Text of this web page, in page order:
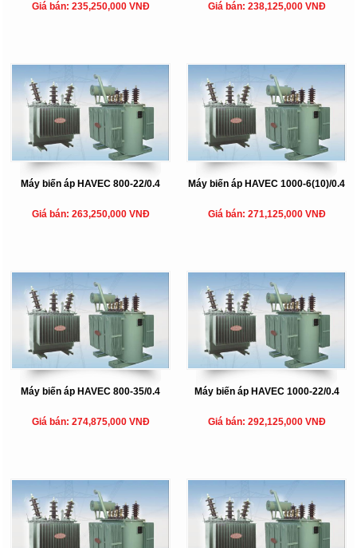
Giá bán: 235,250,000 VNĐ Giá bán: 238,125,000 VNĐ
Máy biến áp HAVEC 800-22/0.4
Giá bán: 263,250,000 VNĐ
Máy biến áp HAVEC 1000-6(10)/0.4
Giá bán: 271,125,000 VNĐ
Máy biến áp HAVEC 800-35/0.4
Giá bán: 274,875,000 VNĐ
Máy biến áp HAVEC 1000-22/0.4
Giá bán: 292,125,000 VNĐ